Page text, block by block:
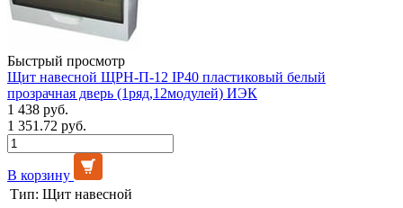
Быстрый просмотр
Щит навесной ЩРН-П-12 IP40 пластиковый белый
прозрачная дверь (1ряд,12модулей) ИЭК
1 438 руб.
1 351.72 руб.
В корзину
Тип: Щит навесной